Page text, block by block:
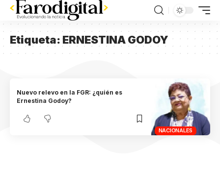
Etiqueta:ERNESTINA GODOY
NACIONALES
Nuevo relevo en la FGR: ¿quién es
Ernestina Godoy?